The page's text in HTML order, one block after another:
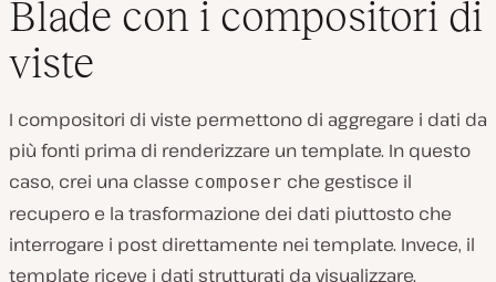
Blade con i compositori di
viste
I compositori di viste permettono di aggregare i dati da
più fonti prima di renderizzare un template. In questo
caso, crei una classe composer che gestisce il
recupero e la trasformazione dei dati piuttosto che
interrogare i post direttamente nei template. Invece, il
template riceve i dati strutturati da visualizzare.